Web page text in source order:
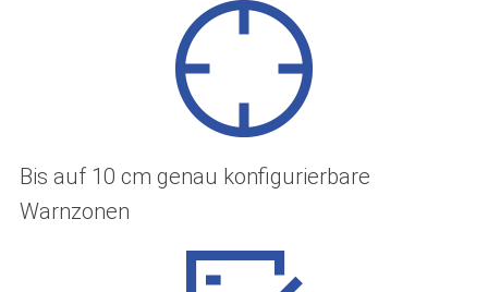
Bis auf 10 cm genau konfigurierbare
Warnzonen